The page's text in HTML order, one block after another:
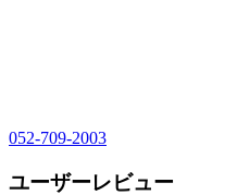
052-709-2003
ユーザーレビュー